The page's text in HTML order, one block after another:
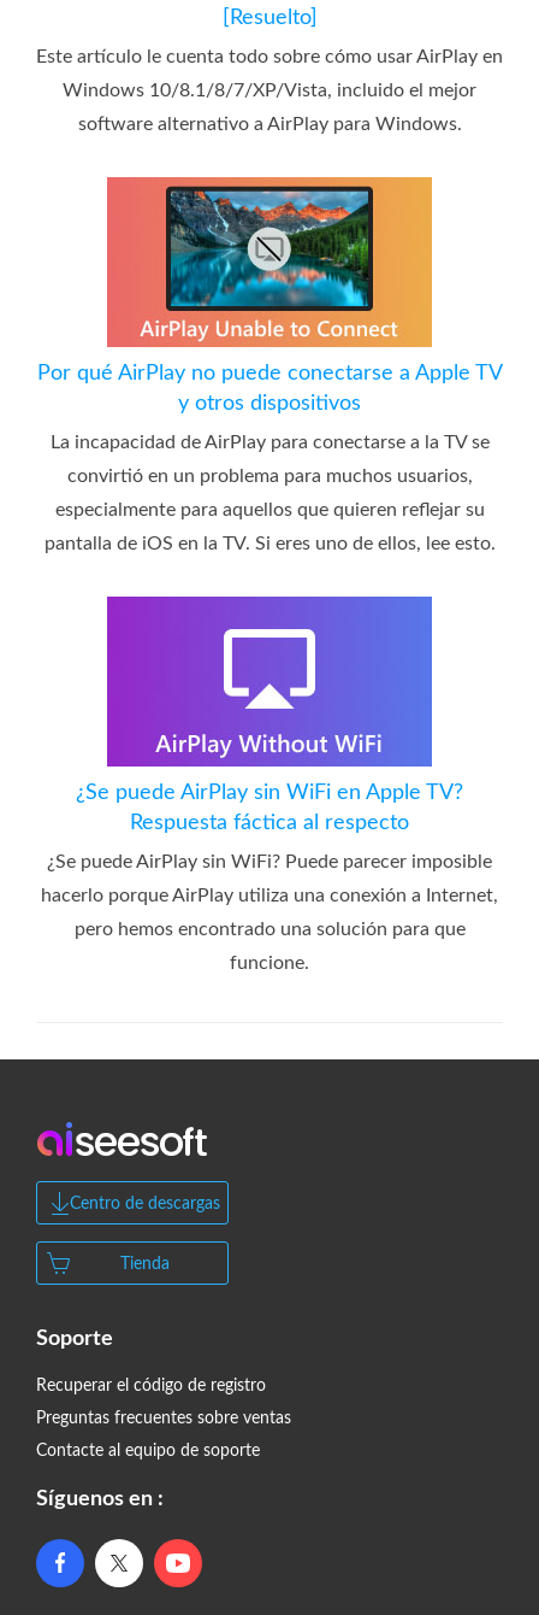
[Resuelto]
Este artículo le cuenta todo sobre cómo usar AirPlay en
Windows 10/8.1/8/7/XP/Vista, incluido el mejor
software alternativo a AirPlay para Windows.
Por qué AirPlay no puede conectarse a Apple TV
y otros dispositivos
La incapacidad de AirPlay para conectarse a la TV se
convirtió en un problema para muchos usuarios,
especialmente para aquellos que quieren reflejar su
pantalla de iOS en la TV. Si eres uno de ellos, lee esto.
¿Se puede AirPlay sin WiFi en Apple TV?
Respuesta fáctica al respecto
¿Se puede AirPlay sin WiFi? Puede parecer imposible
hacerlo porque AirPlay utiliza una conexión a Internet,
pero hemos encontrado una solución para que
funcione.
Centro de descargas
Tienda
Soporte
Recuperar el código de registro
Preguntas frecuentes sobre ventas
Contacte al equipo de soporte
Síguenos en :